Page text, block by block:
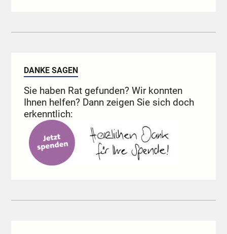
DANKE SAGEN
Sie haben Rat gefunden? Wir konnten
Ihnen helfen? Dann zeigen Sie sich doch
erkenntlich: